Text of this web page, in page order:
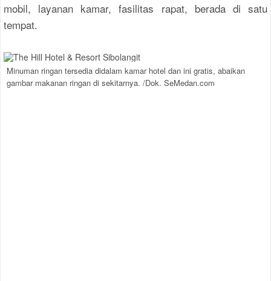
mobil, layanan kamar, fasilitas rapat, berada di satu
tempat.
Minuman ringan tersedia didalam kamar hotel dan ini gratis, abaikan
gambar makanan ringan di sekitarnya. /Dok. SeMedan.com